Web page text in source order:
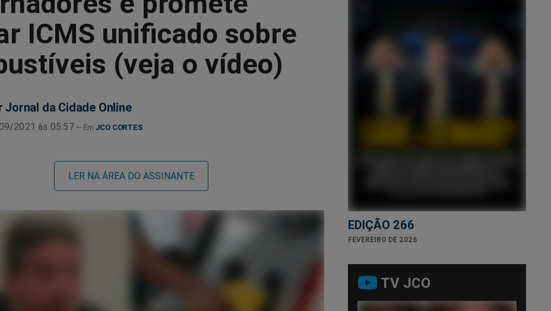
ICMS unificado sobre
(veja o vídeo)
Jornal da Cidade Online
2021 às 05:57 JCO CORTES
LER NA ÁREA DO ASSINANTE
EDIÇÃO 266
FEVEREIRO DE 2026
TV JCO